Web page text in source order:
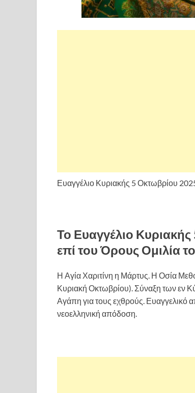
Ευαγγέλιο Κυριακής 5 Οκτωβρίου
Το Ευαγγέλιο
επί του Όρους Ομιλία
Η Αγία Χαριτίνη η Μάρτυς. Η Οσία
Κυριακή Οκτωβρίου). Σύναξη των εν
Αγάπη για τους εχθρούς.
νεοελληνική απόδοση.